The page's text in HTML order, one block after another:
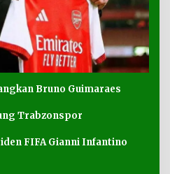
Bruno Guimaraes
Trabzonspor
FIFA Gianni Infantino